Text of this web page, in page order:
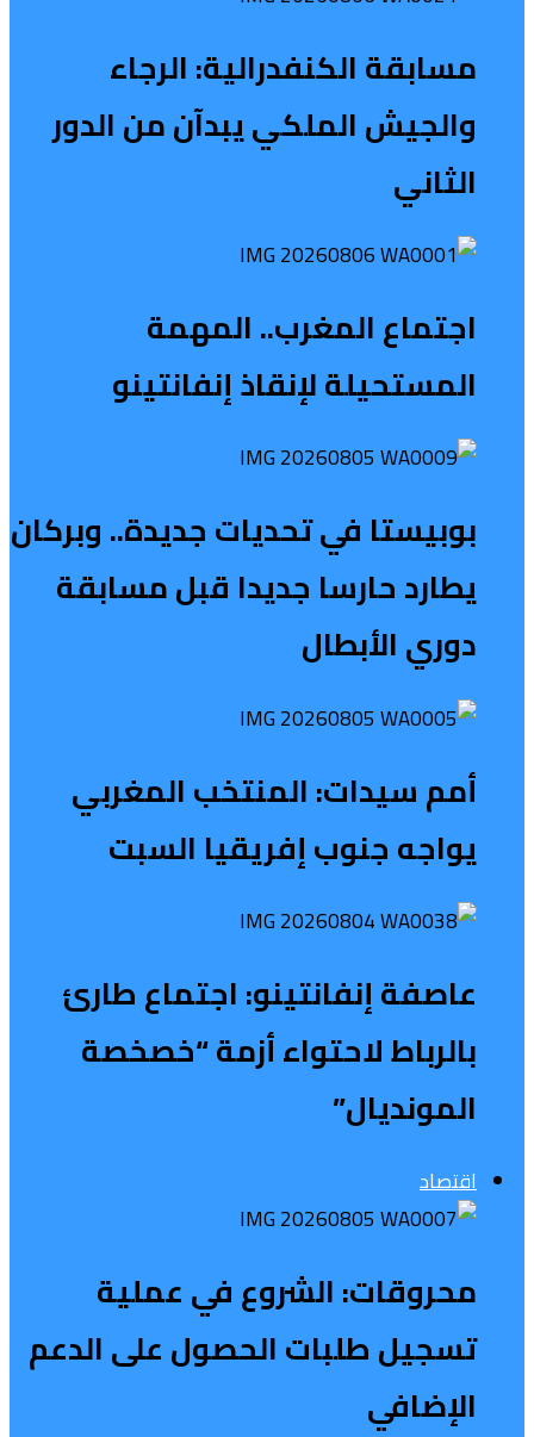
مسابقة الكنفدرالية: الرجاء
والجيش الملكي يبدآن من الدور
الثاني
اجتماع المغرب.. المهمة
المستحيلة لإنقاذ إنفانتينو
بوبيستا في تحديات جديدة.. وبركان
يطارد حارسا جديدا قبل مسابقة
دوري الأبطال
أمم سيدات: المنتخب المغربي
يواجه جنوب إفريقيا السبت
عاصفة إنفانتينو: اجتماع طارئ
بالرباط لاحتواء أزمة “خصخصة
المونديال”
اقتصاد
محروقات: الشروع في عملية
تسجيل طلبات الحصول على الدعم
الإضافي